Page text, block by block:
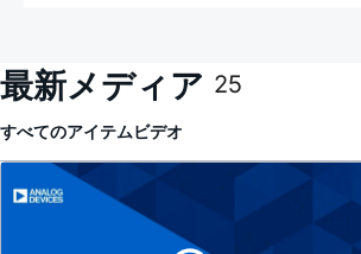
最新メディア 25
すべてのアイテムビデオ